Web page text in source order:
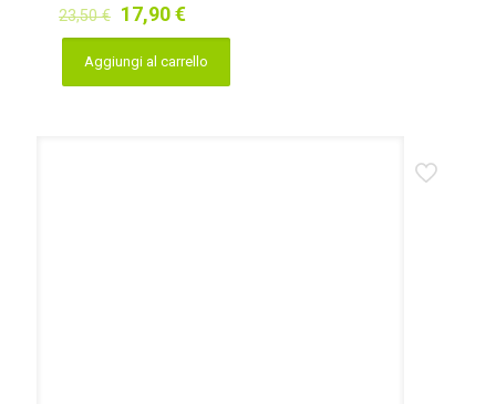
23,50€ Il
prezzo
originale
era:
17,90€Il
prezzo
attuale
Aggiungi al carrello